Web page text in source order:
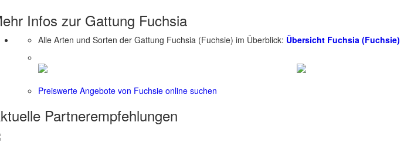
Infos zur Gattung Fuchsia
Alle Arten und Sorten der Gattung Fuchsia (Fuchsie) im Überblick: Übersicht Fuchsia (Fuchsie)
Preiswerte Angebote von Fuchsie online suchen
Partnerempfehlungen